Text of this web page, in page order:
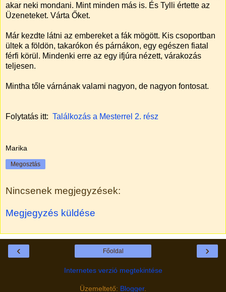
akar neki mondani. Mint minden más is. És Tylli értette az
Üzeneteket. Várta Őket.
Már kezdte látni az embereket a fák mögött. Kis csoportban
ültek a földön, takarókon és párnákon, egy egészen fiatal
férfi körül. Mindenki erre az egy ifjúra nézett, várakozás
teljesen.
Mintha tőle várnának valami nagyon, de nagyon fontosat.
Folytatás itt: Találkozás a Mesterrel 2. rész
Marika
Megosztás
Nincsenek megjegyzések:
Megjegyzés küldése
‹ ›
Főoldal
Internetes verzió megtekintése
Üzemeltető: Blogger.